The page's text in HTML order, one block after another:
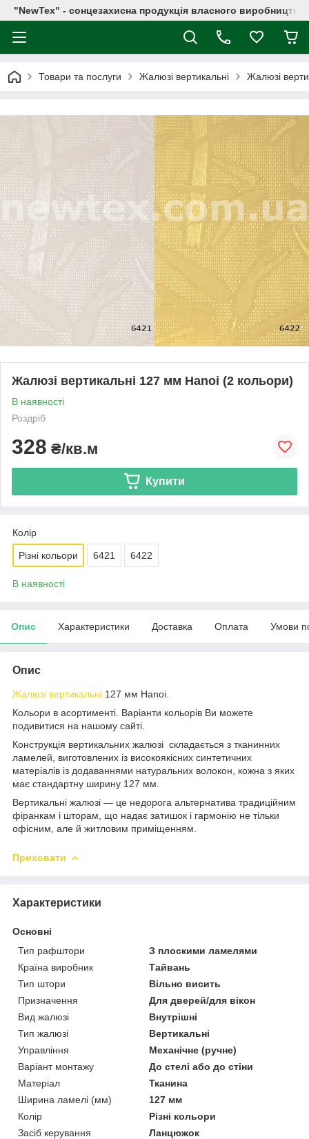
"NewTex" - сонцезахисна продукція власного виробництва
Товари та послуги Жалюзі вертикальні Жалюзі
Жалюзі вертикальні 127 мм Hanoi (2 кольори)
В наявності
Роздріб
328 ₴/кв.м
Купити
Колір
Різні кольори 6421 6422
В наявності
Опис Характеристики Доставка Оплата Умови
Опис
Жалюзі вертикальні 127 мм Hanoi.
Кольори в асортименті. Варіанти кольорів Ви можете
подивитися на нашому сайті.
Конструкція вертикальних жалюзі складається з тканинних
ламелей, виготовлених із високоякісних синтетичних
матеріалів із додаваннями натуральних волокон, кожна з яких
має стандартну ширину 127 мм.
Вертикальні жалюзі — це недорога альтернатива традиційним
фіранкам і шторам, що надає затишок і гармонію не тільки
офісним, але й житловим приміщенням.
Приховати
Характеристики
Основні
Тип рафштори
З плоскими ламелями
Країна виробник
Тайвань
Тип штори
Вільно висить
Призначення
Для дверей/для вікон
Вид жалюзі
Внутрішні
Тип жалюзі
Вертикальні
Управління
Механічне (ручне)
Варіант монтажу
До стелі або до стіни
Матеріал
Тканина
Ширина ламелі (мм)
127 мм
Колір
Різні кольори
Засіб керування
Ланцюжок